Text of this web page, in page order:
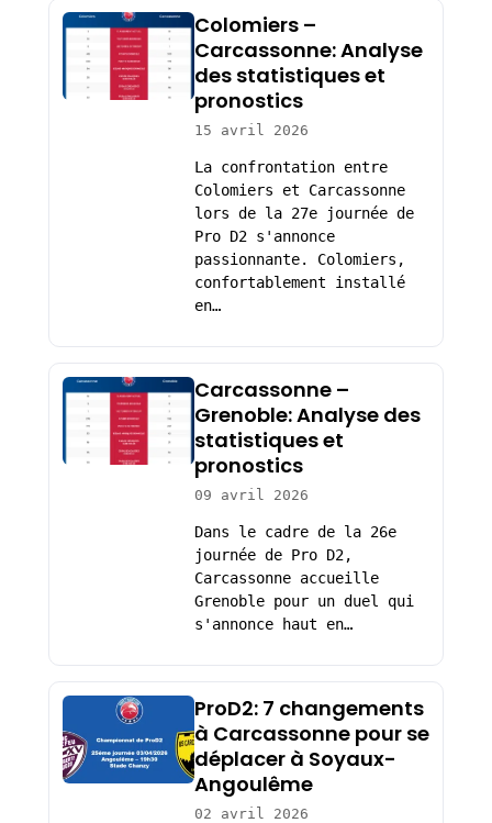
Colomiers –
Carcassonne: Analyse
des statistiques et
pronostics
15 avril 2026
La confrontation entre
Colomiers et Carcassonne
lors de la 27e journée de
Pro D2 s'annonce
passionnante. Colomiers,
confortablement installé
en…
Carcassonne –
Grenoble: Analyse des
statistiques et
pronostics
09 avril 2026
Dans le cadre de la 26e
journée de Pro D2,
Carcassonne accueille
Grenoble pour un duel qui
s'annonce haut en…
ProD2: 7 changements
à Carcassonne pour se
déplacer à Soyaux-
Angoulême
02 avril 2026